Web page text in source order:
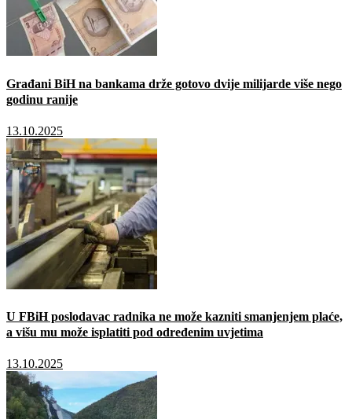
Građani BiH na bankama drže gotovo dvije milijarde više nego
godinu ranije
13.10.2025
U FBiH poslodavac radnika ne može kazniti smanjenjem plaće,
a višu mu može isplatiti pod određenim uvjetima
13.10.2025